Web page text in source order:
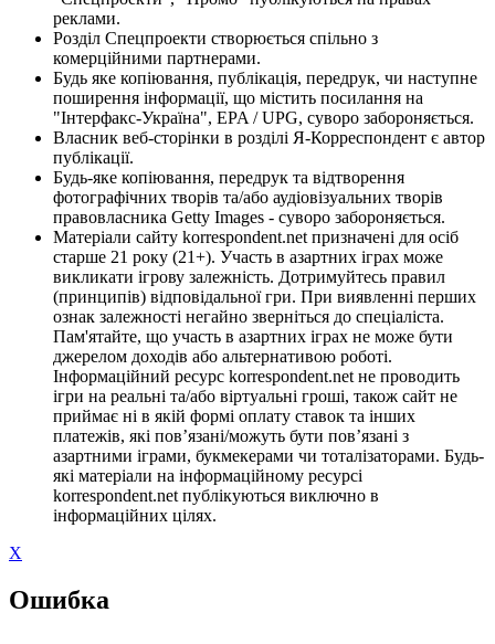
реклами.
Розділ Спецпроекти створюється спільно з
комерційними партнерами.
Будь яке копіювання, публікація, передрук, чи наступне
поширення інформації, що містить посилання на
"Інтерфакс-Україна", EPA / UPG, суворо забороняється.
Власник веб-сторінки в розділі Я-Корреспондент є автор
публікації.
Будь-яке копіювання, передрук та відтворення
фотографічних творів та/або аудіовізуальних творів
правовласника Getty Images - суворо забороняється.
Матеріали сайту korrespondent.net призначені для осіб
старше 21 року (21+). Участь в азартних іграх може
викликати ігрову залежність. Дотримуйтесь правил
(принципів) відповідальної гри. При виявленні перших
ознак залежності негайно зверніться до спеціаліста.
Пам'ятайте, що участь в азартних іграх не може бути
джерелом доходів або альтернативою роботі.
Інформаційний ресурс korrespondent.net не проводить
ігри на реальні та/або віртуальні гроші, також сайт не
приймає ні в якій формі оплату ставок та інших
платежів, які пов’язані/можуть бути пов’язані з
азартними іграми, букмекерами чи тоталізаторами. Будь-
які матеріали на інформаційному ресурсі
korrespondent.net публікуються виключно в
інформаційних цілях.
X
Ошибка